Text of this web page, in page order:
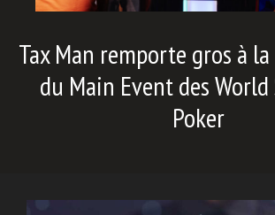
Tax Man remporte gros à
du Main Event des World
Poker